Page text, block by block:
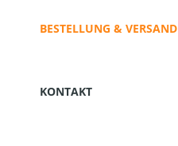
BESTELLUNG & VERSAND
KONTAKT